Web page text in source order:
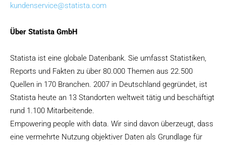
kundenservice@statista.com
Über Statista GmbH
Statista ist eine globale Datenbank. Sie umfasst Statistiken,
Reports und Fakten zu über 80.000 Themen aus 22.500
Quellen in 170 Branchen. 2007 in Deutschland gegründet, ist
Statista heute an 13 Standorten weltweit tätig und beschäftigt
rund 1.100 Mitarbeitende.
Empowering people with data. Wir sind davon überzeugt, dass
eine vermehrte Nutzung objektiver Daten als Grundlage für